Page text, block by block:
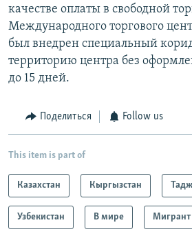
качестве оплаты в свободной
Международного торгового
был внедрен специальный
территорию центра без
до 15 дней.
Поделиться Follow us
This item is part of
Казахстан Кыргызстан
Узбекистан В мире